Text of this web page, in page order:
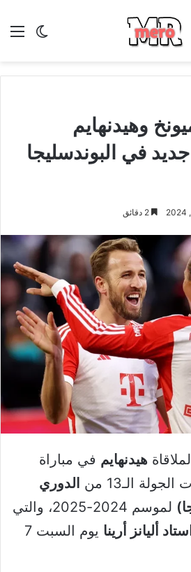
الوضع
وهيدنهايم
في البوندسليجا
لملاقاة هيدنهايم في مباراة
الـ13 من
الدوري
لموسم 2024-2025، والتي
استاد أليانز أرينا
يوم السبت 7